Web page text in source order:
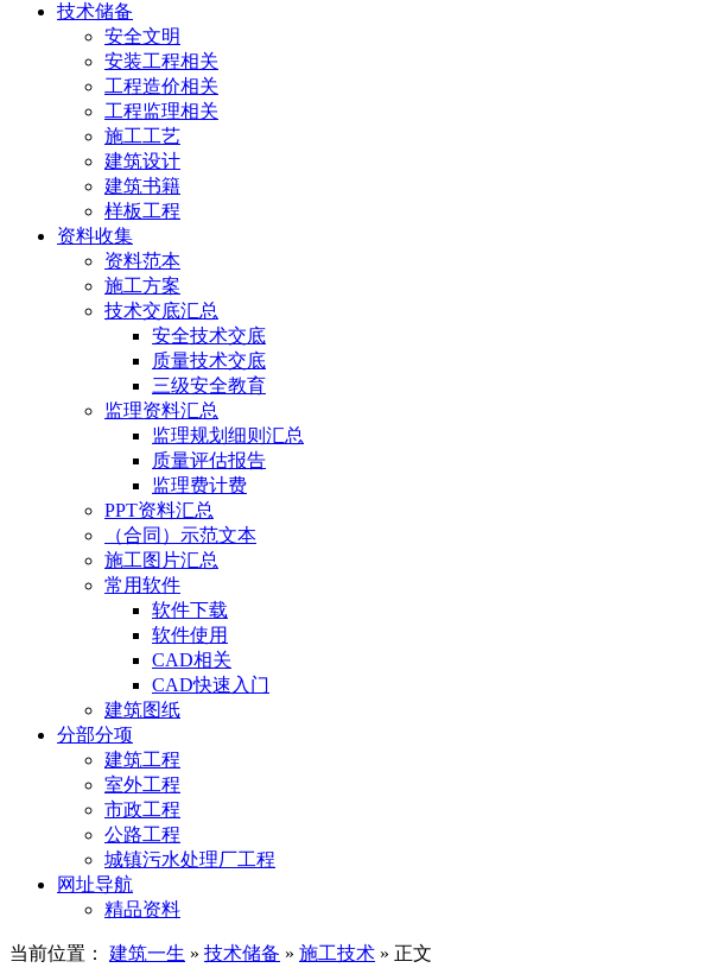
技术储备
安全文明
安装工程相关
工程造价相关
工程监理相关
施工工艺
建筑设计
建筑书籍
样板工程
资料收集
资料范本
施工方案
技术交底汇总
安全技术交底
质量技术交底
三级安全教育
监理资料汇总
监理规划细则汇总
质量评估报告
监理费计费
PPT资料汇总
（合同）示范文本
施工图片汇总
常用软件
软件下载
软件使用
CAD相关
CAD快速入门
建筑图纸
分部分项
建筑工程
室外工程
市政工程
公路工程
城镇污水处理厂工程
网址导航
精品资料
当前位置： 建筑一生 » 技术储备 » 施工技术 » 正文